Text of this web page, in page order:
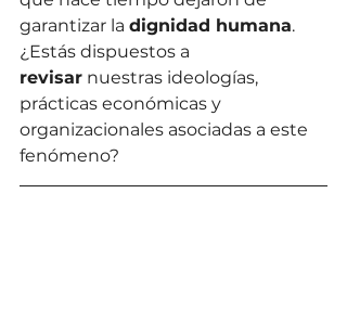
garantizar la dignidad humana.
¿Estás dispuestos a
revisar nuestras ideologías,
prácticas económicas y
organizacionales asociadas a este
fenómeno?